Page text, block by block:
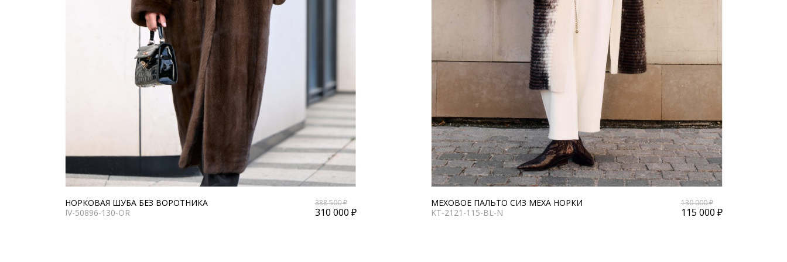
НОРКОВАЯ ШУБА БЕЗ ВОРОТНИКА
IV-50896-130-OR
388 500 ₽
310 000 ₽
МЕХОВОЕ ПАЛЬТО СИЗ МЕХА НОРКИ
KT-2121-115-BL-N
130 000 ₽
115 000 ₽